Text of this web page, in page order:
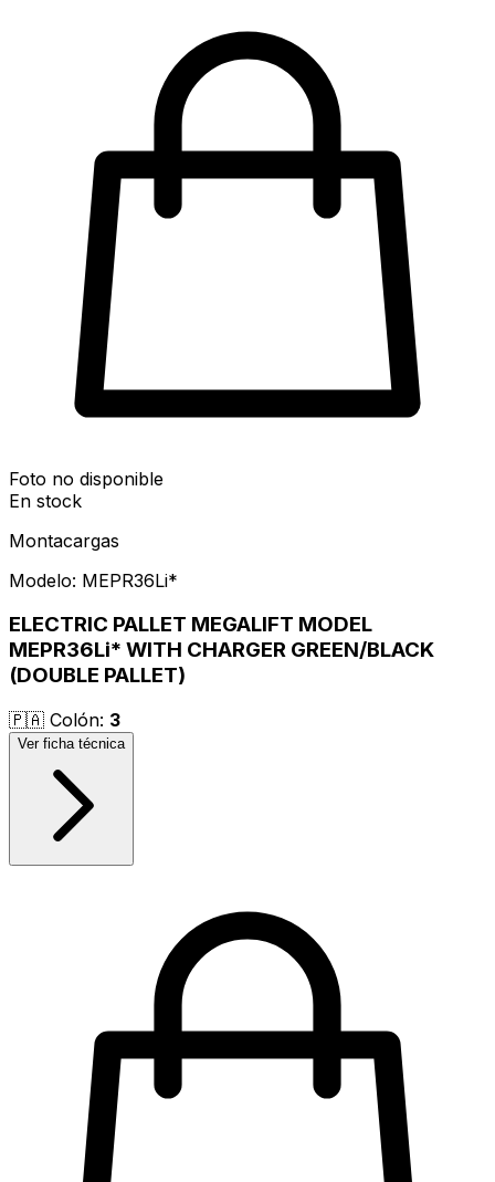
Foto no disponible
En stock
Montacargas
Modelo: MEPR36Li*
ELECTRIC PALLET MEGALIFT MODEL
MEPR36Li* WITH CHARGER GREEN/BLACK
(DOUBLE PALLET)
🇵🇦 Colón: 3
Ver ficha técnica